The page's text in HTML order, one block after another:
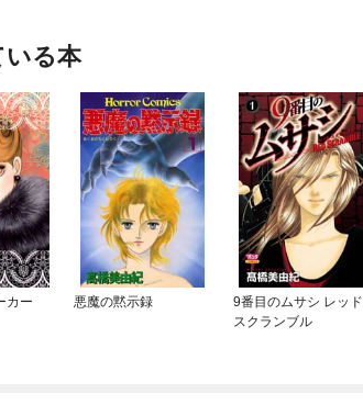
る本
カー 悪魔の黙示録
9番目のムサシ レッド
スクランブル